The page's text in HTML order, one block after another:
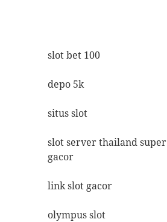
slot bet 100
depo 5k
situs slot
slot server thailand super
gacor
link slot gacor
olympus slot